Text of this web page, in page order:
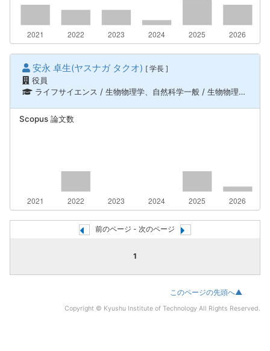
安永 卓生(ヤスナガ タクオ) [ 学長 ]
役員
ライフサイエンス / 生物物理学、自然科学一般 / 生物物理、化学物理、ソフトマターの物理、ライフサイエンス / 構造生物化学
Scopus 論文数
前のページ - 次のページ
1
このページの先頭へ▲
Copyright © Kyushu Institute of Technology All Rights Reserved.